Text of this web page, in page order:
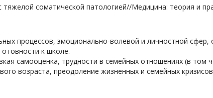
соматической патологией//Медицина: теория и
процессов, эмоционально-волевой и личностной сфер,
к школе.
самооценка, трудности в семейных отношениях (в том
возраста, преодоление жизненных и семейных